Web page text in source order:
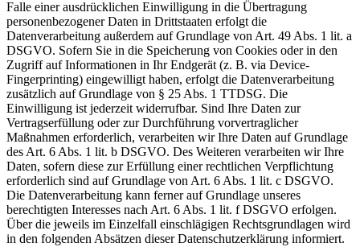
Falle einer ausdrücklichen Einwilligung in die Übertragung
personenbezogener Daten in Drittstaaten erfolgt die
Datenverarbeitung außerdem auf Grundlage von Art. 49 Abs. 1 lit. a
DSGVO. Sofern Sie in die Speicherung von Cookies oder in den
Zugriff auf Informationen in Ihr Endgerät (z. B. via Device-
Fingerprinting) eingewilligt haben, erfolgt die Datenverarbeitung
zusätzlich auf Grundlage von § 25 Abs. 1 TTDSG. Die
Einwilligung ist jederzeit widerrufbar. Sind Ihre Daten zur
Vertragserfüllung oder zur Durchführung vorvertraglicher
Maßnahmen erforderlich, verarbeiten wir Ihre Daten auf Grundlage
des Art. 6 Abs. 1 lit. b DSGVO. Des Weiteren verarbeiten wir Ihre
Daten, sofern diese zur Erfüllung einer rechtlichen Verpflichtung
erforderlich sind auf Grundlage von Art. 6 Abs. 1 lit. c DSGVO.
Die Datenverarbeitung kann ferner auf Grundlage unseres
berechtigten Interesses nach Art. 6 Abs. 1 lit. f DSGVO erfolgen.
Über die jeweils im Einzelfall einschlägigen Rechtsgrundlagen wird
in den folgenden Absätzen dieser Datenschutzerklärung informiert.